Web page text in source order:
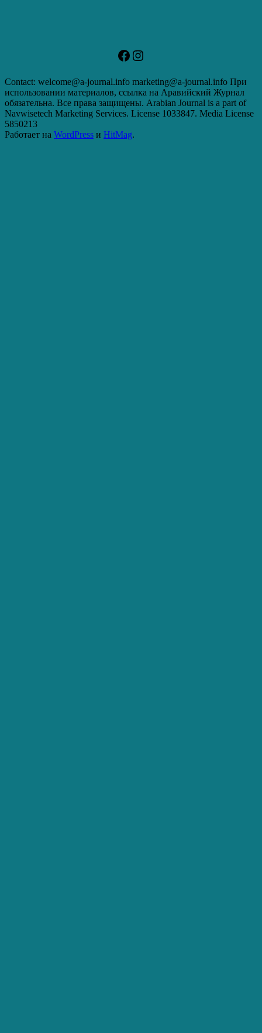
Facebook
Instagram
Contact: welcome@a-journal.info marketing@a-journal.info При
использовании материалов, ссылка на Аравийский Журнал
обязательна. Все права защищены. Arabian Journal is a part of
Navwisetech Marketing Services. License 1033847. Media License
5850213
Работает на WordPress и HitMag.